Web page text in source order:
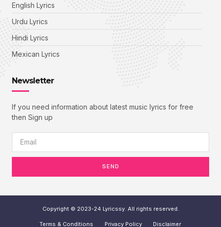
English Lyrics
Urdu Lyrics
Hindi Lyrics
Mexican Lyrics
Newsletter
If you need information about latest music lyrics for free
then Sign up
SEND
Copyright © 2023-24 Lyricssy. All rights reserved.
Terms & Conditions Privacy Policy Disclaimer